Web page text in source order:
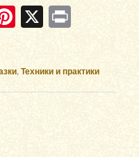
Pinterest
X
,Техники и практики